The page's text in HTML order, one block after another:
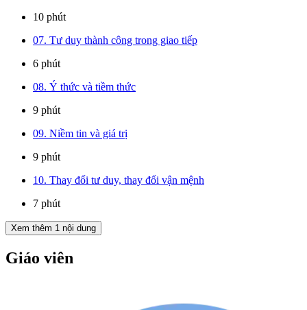
10 phút
07. Tư duy thành công trong giao tiếp
6 phút
08. Ý thức và tiềm thức
9 phút
09. Niềm tin và giá trị
9 phút
10. Thay đổi tư duy, thay đổi vận mệnh
7 phút
Xem thêm 1 nội dung
Giáo viên